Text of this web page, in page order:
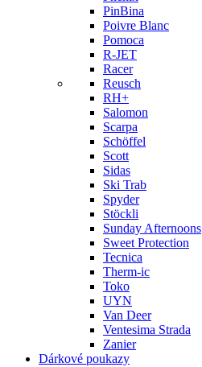
PinBina
Poivre Blanc
Pomoca
R-JET
Racer
Reusch
RH+
Salomon
Scarpa
Schöffel
Scott
Sidas
Ski Trab
Spyder
Stöckli
Sunday Afternoons
Sweet Protection
Tecnica
Therm-ic
Toko
UYN
Van Deer
Ventesima Strada
Zanier
Dárkové poukazy